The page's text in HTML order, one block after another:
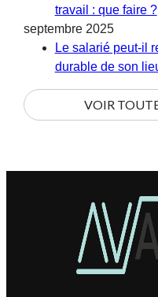
travail : que faire ?
septembre 2025
Le salarié peut-il
durable de son
VOIR